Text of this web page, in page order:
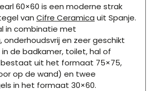
60×60 is een moderne strak
van Cifre Ceramica uit Spanje.
in combinatie met
onderhoudsvrij en zeer geschikt
de badkamer, toilet, hal of
bestaat uit het formaat 75×75,
op de wand) en twee
in het formaat 30×60.